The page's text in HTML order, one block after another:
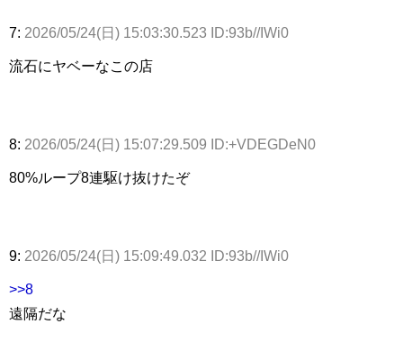
7: 2026/05/24(日) 15:03:30.523 ID:93b//IWi0
流石にヤベーなこの店
8: 2026/05/24(日) 15:07:29.509 ID:+VDEGDeN0
80%ループ8連駆け抜けたぞ
9: 2026/05/24(日) 15:09:49.032 ID:93b//IWi0
>>8
遠隔だな